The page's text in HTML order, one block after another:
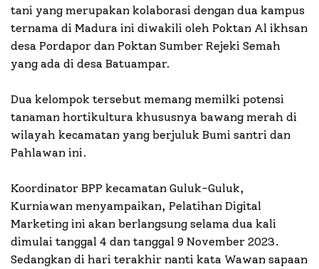
tani yang merupakan kolaborasi dengan dua kampus
ternama di Madura ini diwakili oleh Poktan Al ikhsan
desa Pordapor dan Poktan Sumber Rejeki Semah
yang ada di desa Batuampar.
Dua kelompok tersebut memang memilki potensi
tanaman hortikultura khususnya bawang merah di
wilayah kecamatan yang berjuluk Bumi santri dan
Pahlawan ini.
Koordinator BPP kecamatan Guluk-Guluk,
Kurniawan menyampaikan, Pelatihan Digital
Marketing ini akan berlangsung selama dua kali
dimulai tanggal 4 dan tanggal 9 November 2023.
Sedangkan di hari terakhir nanti kata Wawan sapaan